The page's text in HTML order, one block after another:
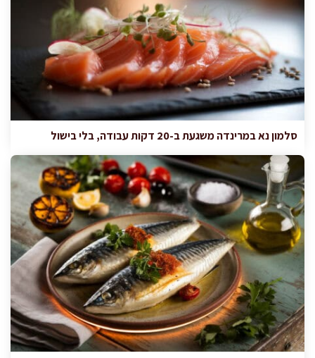
סלמון נא במרינדה משגעת ב-20 דקות עבודה, בלי בישול